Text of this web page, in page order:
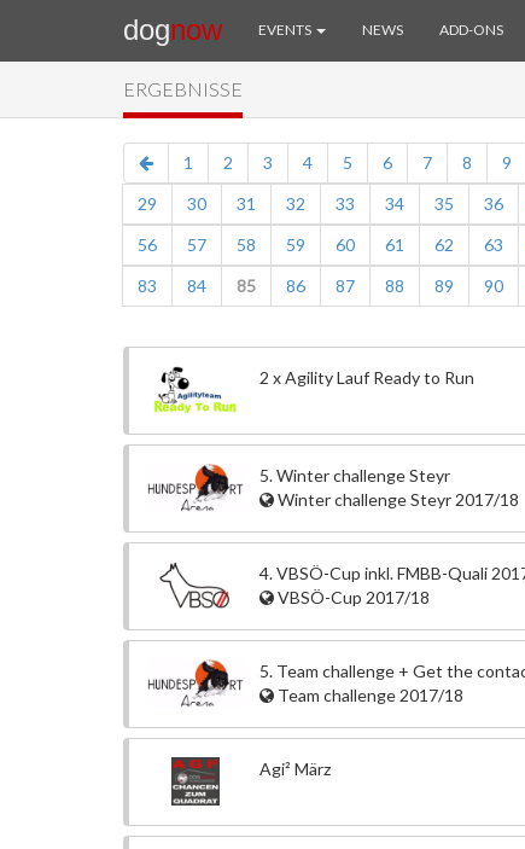
dognow EVENTS NEWS ADD-ONS
ERGEBNISSE
1 2 3 4 5 6 7 8 9
29
30 31 32 33 34 35 36
56
57 58 59 60 61 62 63
83
84 85 86 87 88 89 90
2 x Agility Lauf Ready to Run
5. Winter challenge Steyr
Winter challenge Steyr 2017/18
4. VBSÖ-Cup inkl. FMBB-Quali
VBSÖ-Cup 2017/18
5. Team challenge + Get the
Team challenge 2017/18
Agi² März